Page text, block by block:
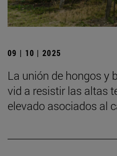
09 | 10 | 2025
La unión de hongos y
vid a resistir las altas
elevado asociados al